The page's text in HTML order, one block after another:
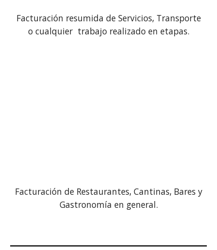
Facturación resumida de Servicios, Transporte
o cualquier trabajo realizado en etapas.
Facturación de Restaurantes, Cantinas, Bares y
Gastronomía en general.